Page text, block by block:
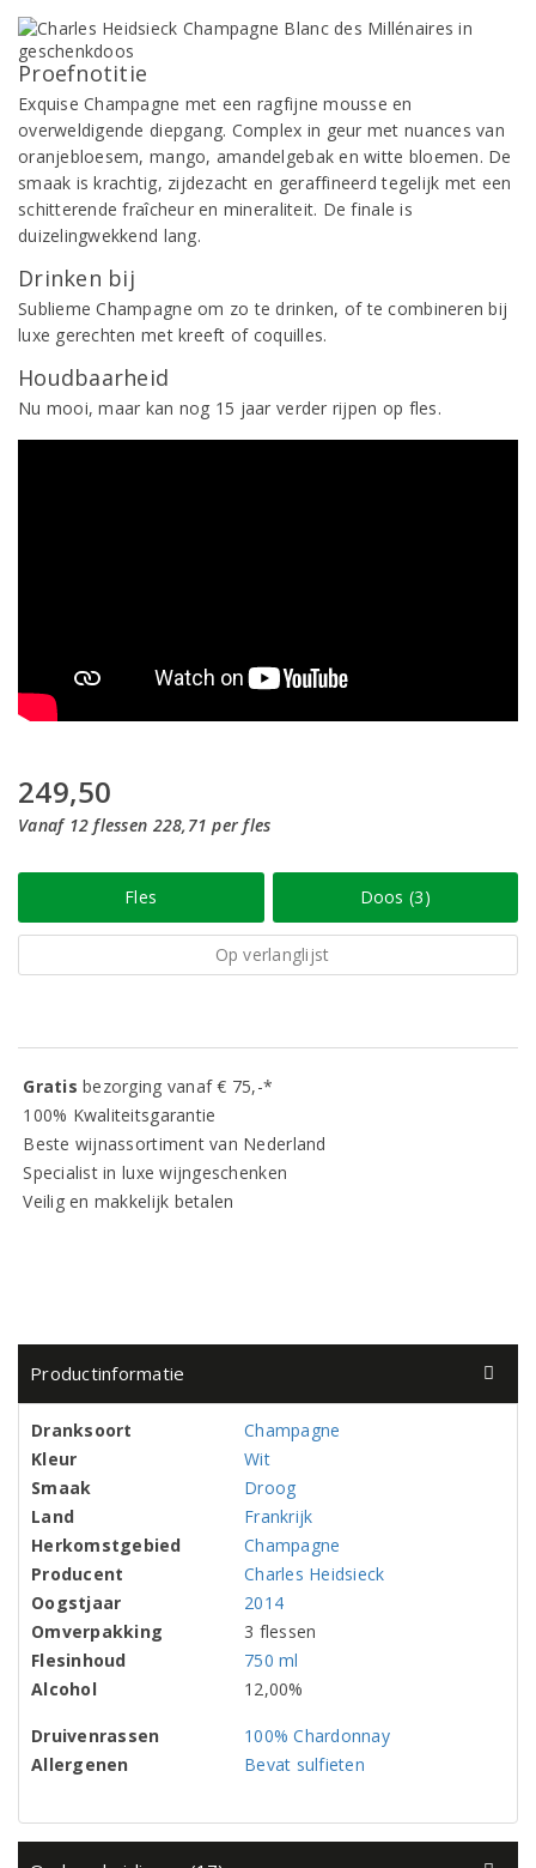
Proefnotitie
Exquise Champagne met een ragfijne mousse en
overweldigende diepgang. Complex in geur met nuances van
oranjebloesem, mango, amandelgebak en witte bloemen. De
smaak is krachtig, zijdezacht en geraffineerd tegelijk met een
schitterende fraîcheur en mineraliteit. De finale is
duizelingwekkend lang.
Drinken bij
Sublieme Champagne om zo te drinken, of te combineren bij
luxe gerechten met kreeft of coquilles.
Houdbaarheid
Nu mooi, maar kan nog 15 jaar verder rijpen op fles.
249,50
Vanaf 12 flessen 228,71 per fles
Fles Doos (3)
Op verlanglijst
Gratisbezorging vanaf € 75,-*
100% Kwaliteitsgarantie
Beste wijnassortiment van Nederland
Specialist in luxe wijngeschenken
Veilig en makkelijk betalen
Productinformatie
Dranksoort
Champagne
Kleur
Wit
Smaak
Droog
Land
Frankrijk
Herkomstgebied
Champagne
Producent
Charles Heidsieck
Oogstjaar
2014
Omverpakking
3 flessen
Flesinhoud
750 ml
Alcohol
12,00%
Druivenrassen
100% Chardonnay
Allergenen
Bevat sulfieten